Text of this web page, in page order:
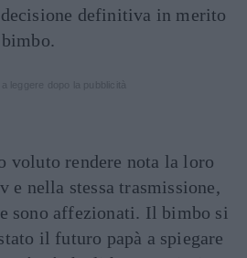
decisione definitiva in merito
voluto rendere nota la loro
e nella stessa trasmissione,
sono affezionati. Il bimbo si
il futuro papà a spiegare